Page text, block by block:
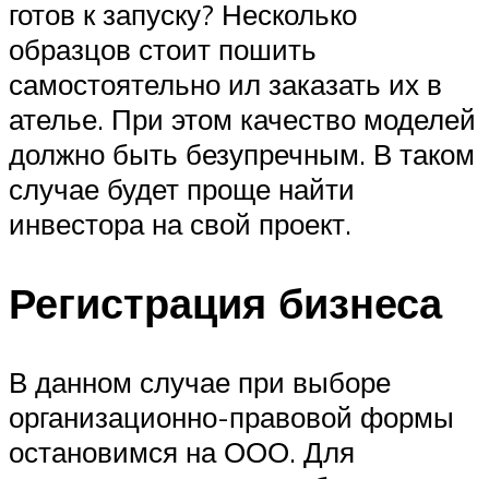
готов к запуску? Несколько
образцов стоит пошить
самостоятельно ил заказать их в
ателье. При этом качество моделей
должно быть безупречным. В таком
случае будет проще найти
инвестора на свой проект.
Регистрация бизнеса
В данном случае при выборе
организационно-правовой формы
остановимся на ООО. Для